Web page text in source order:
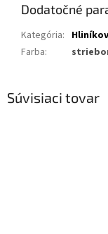
Dodatočné
Kategória:
Farba:
Súvisiaci tovar